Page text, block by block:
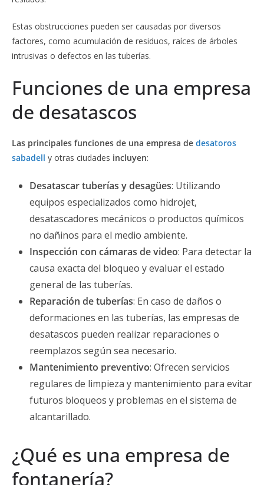
Estas obstrucciones pueden ser causadas por diversos
factores, como acumulación de residuos, raíces de árboles
intrusivas o defectos en las tuberías.
Funciones de una empresa
de desatascos
Las principales funciones de una empresa de desatoros
sabadell y otras ciudades incluyen:
Desatascar tuberías y desagües: Utilizando
equipos especializados como hidrojet,
desatascadores mecánicos o productos químicos
no dañinos para el medio ambiente.
Inspección con cámaras de video: Para detectar la
causa exacta del bloqueo y evaluar el estado
general de las tuberías.
Reparación de tuberías: En caso de daños o
deformaciones en las tuberías, las empresas de
desatascos pueden realizar reparaciones o
reemplazos según sea necesario.
Mantenimiento preventivo: Ofrecen servicios
regulares de limpieza y mantenimiento para evitar
futuros bloqueos y problemas en el sistema de
alcantarillado.
¿Qué es una empresa de
fontanería?